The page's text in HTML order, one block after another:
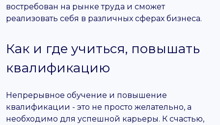
востребован на рынке труда и сможет
реализовать себя в различных сферах бизнеса.
Как и где учиться, повышать
квалификацию
Непрерывное обучение и повышение
квалификации - это не просто желательно, а
необходимо для успешной карьеры. К счастью,